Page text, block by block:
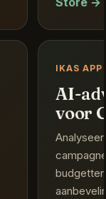
IKAS APP
AI-
voor